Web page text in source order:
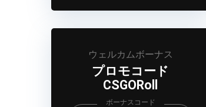
ウェルカムボーナス
プロモコード
CSGORoll
ボーナスコード